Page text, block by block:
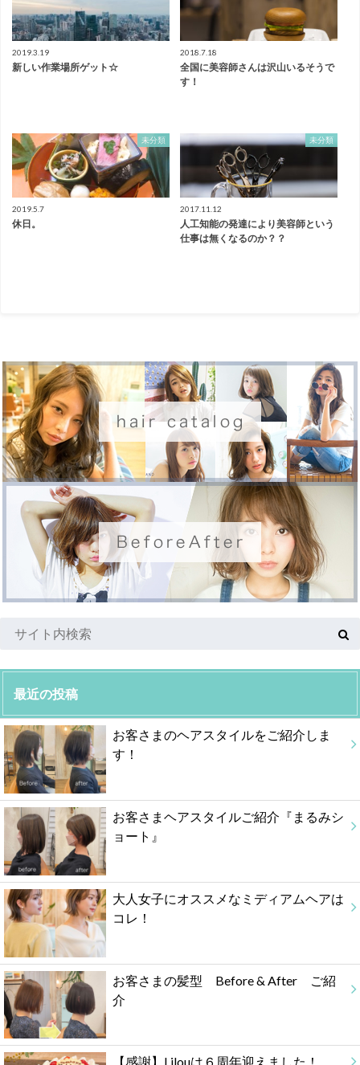
2019.3.19
新しい作業場所ゲット☆
2018.7.18
全国に美容師さんは沢山いるそうで
す！
未分類
2019.5.7
休日。
未分類
2017.11.12
人工知能の発達により美容師という
仕事は無くなるのか？？
最近の投稿
お客さまのヘアスタイルをご紹介しま
す！
お客さまヘアスタイルご紹介『まるみシ
ョート』
大人女子にオススメなミディアムヘアは
コレ！
お客さまの髪型 Before & After ご紹
介
【感謝】Lilouは６周年迎えました！